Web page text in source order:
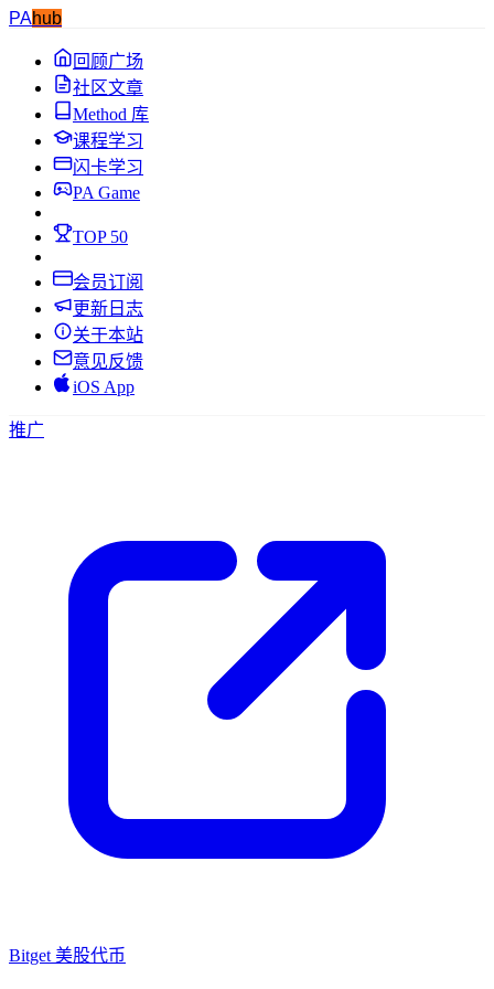
PAhub
回顾广场
社区文章
Method 库
课程学习
闪卡学习
PA Game
TOP 50
会员订阅
更新日志
关于本站
意见反馈
iOS App
推广
Bitget 美股代币